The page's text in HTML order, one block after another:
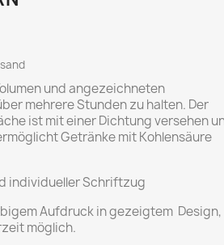
und angezeichneten
mehrere Stunden zu halten. Der
ist mit einer Dichtung versehen
Getränke mit Kohlensäure
individueller Schriftzug
Aufdruck in gezeigtem Design,
möglich.